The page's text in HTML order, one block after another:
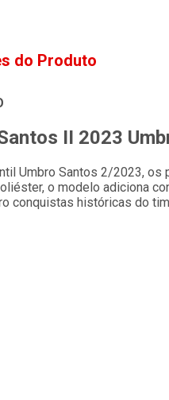
do Produto
II 2023
Umbro Santos 2/2023,
o modelo adiciona
conquistas históricas do